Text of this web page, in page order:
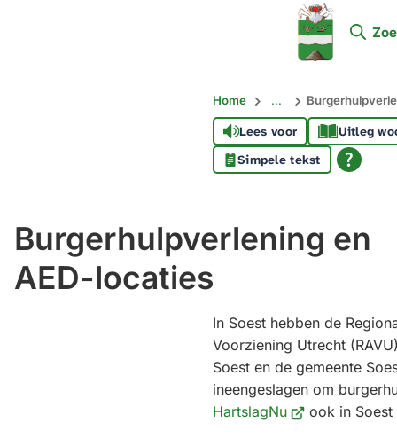
Mijn
Soest
Home ...
Lees voor
Uitleg
Simpele tekst
Burgerhulpverlening en
AED-locaties
In Soest hebben de
Voorziening Utrecht
Soest en de gemeente
ineengeslagen om
HartslagNu(Verwijst
ook in